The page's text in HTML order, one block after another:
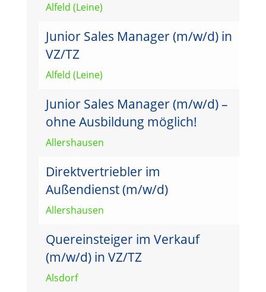
Alfeld (Leine)
Junior Sales Manager (m/w/d) in
VZ/TZ
Alfeld (Leine)
Junior Sales Manager (m/w/d) –
ohne Ausbildung möglich!
Allershausen
Direktvertriebler im
Außendienst (m/w/d)
Allershausen
Quereinsteiger im Verkauf
(m/w/d) in VZ/TZ
Alsdorf